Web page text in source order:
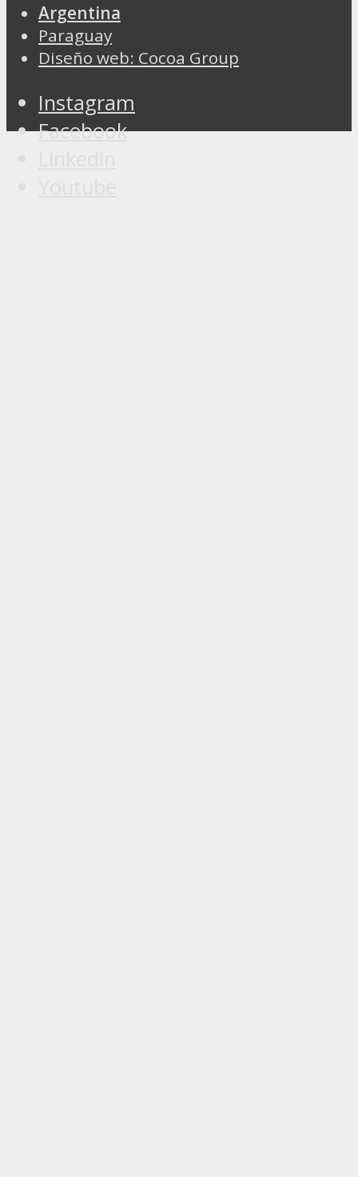
Argentina
Paraguay
Diseño web: Cocoa Group
Instagram
Facebook